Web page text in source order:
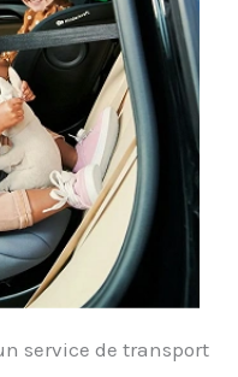
service de transport